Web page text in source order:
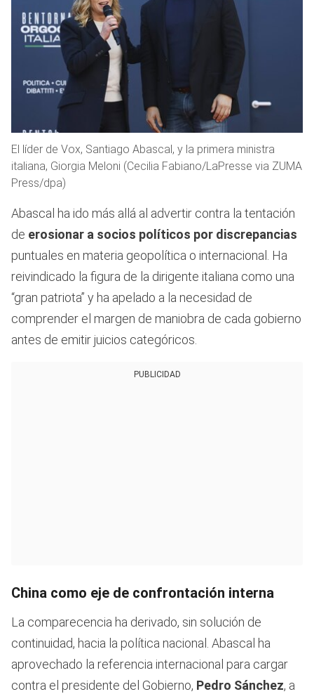
El líder de Vox, Santiago Abascal, y la primera ministra
italiana, Giorgia Meloni (Cecilia Fabiano/LaPresse via ZUMA
Press/dpa)
Abascal ha ido más allá al advertir contra la tentación
de erosionar a socios políticos por discrepancias
puntuales en materia geopolítica o internacional. Ha
reivindicado la figura de la dirigente italiana como una
“gran patriota” y ha apelado a la necesidad de
comprender el margen de maniobra de cada gobierno
antes de emitir juicios categóricos.
PUBLICIDAD
China como eje de confrontación interna
La comparecencia ha derivado, sin solución de
continuidad, hacia la política nacional. Abascal ha
aprovechado la referencia internacional para cargar
contra el presidente del Gobierno, Pedro Sánchez, a